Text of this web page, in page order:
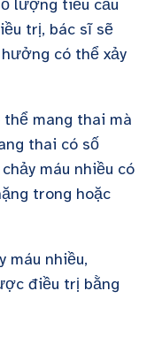
lượng tiểu cầu
trị, bác sĩ sẽ
có thể xảy
mang thai mà
thai có số
máu nhiều có
trong hoặc
máu nhiều,
điều trị bằng